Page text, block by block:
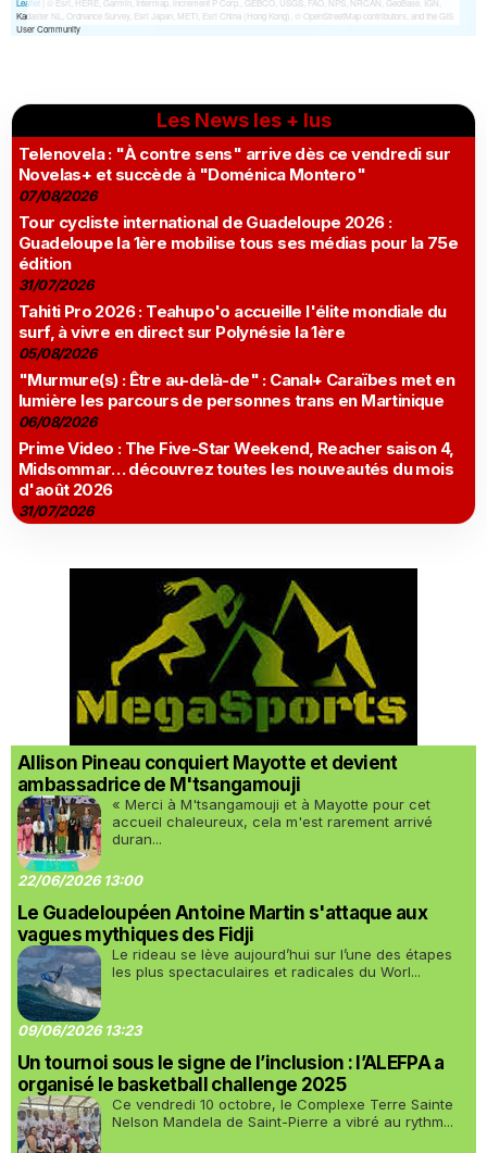
Les News les + lus
Telenovela : "À contre sens" arrive dès ce vendredi sur
Novelas+ et succède à "Doménica Montero"
07/08/2026
Tour cycliste international de Guadeloupe 2026 :
Guadeloupe la 1ère mobilise tous ses médias pour la 75e
édition
31/07/2026
Tahiti Pro 2026 : Teahupo'o accueille l'élite mondiale du
surf, à vivre en direct sur Polynésie la 1ère
05/08/2026
"Murmure(s) : Être au-delà-de" : Canal+ Caraïbes met en
lumière les parcours de personnes trans en Martinique
06/08/2026
Prime Video : The Five-Star Weekend, Reacher saison 4,
Midsommar… découvrez toutes les nouveautés du mois
d'août 2026
31/07/2026
Allison Pineau conquiert Mayotte et devient
ambassadrice de M'tsangamouji
« Merci à M'tsangamouji et à Mayotte pour cet
accueil chaleureux, cela m'est rarement arrivé
duran...
22/06/2026 13:00
Le Guadeloupéen Antoine Martin s'attaque aux
vagues mythiques des Fidji
Le rideau se lève aujourd’hui sur l’une des étapes
les plus spectaculaires et radicales du Worl...
09/06/2026 13:23
Un tournoi sous le signe de l’inclusion : l’ALEFPA a
organisé le basketball challenge 2025
Ce vendredi 10 octobre, le Complexe Terre Sainte
Nelson Mandela de Saint-Pierre a vibré au rythm...